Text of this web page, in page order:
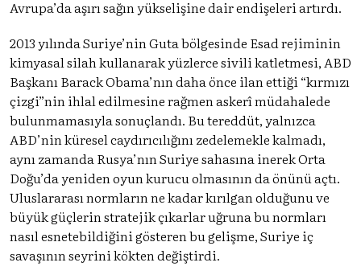
Avrupa’da aşırı sağın yükselişine dair endişeleri artırdı.
2013 yılında Suriye’nin Guta bölgesinde Esad rejiminin
kimyasal silah kullanarak yüzlerce sivili katletmesi, ABD
Başkanı Barack Obama’nın daha önce ilan ettiği “kırmızı
çizgi”nin ihlal edilmesine rağmen askerî müdahalede
bulunmamasıyla sonuçlandı. Bu tereddüt, yalnızca
ABD’nin küresel caydırıcılığını zedelemekle kalmadı,
aynı zamanda Rusya’nın Suriye sahasına inerek Orta
Doğu’da yeniden oyun kurucu olmasının da önünü açtı.
Uluslararası normların ne kadar kırılgan olduğunu ve
büyük güçlerin stratejik çıkarlar uğruna bu normları
nasıl esnetebildiğini gösteren bu gelişme, Suriye iç
savaşının seyrini kökten değiştirdi.